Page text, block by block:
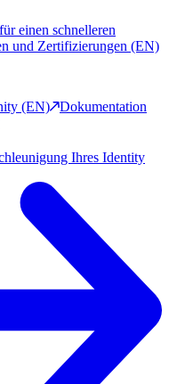
einen schnelleren
und Zertifizierungen (EN)
(EN)
Dokumentation
Ihres Identity